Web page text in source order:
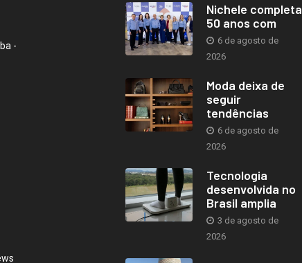
-
Nichele completa
50 anos com
6 de agosto de
2026
Moda deixa de
seguir
tendências
6 de agosto de
2026
Tecnologia
desenvolvida no
Brasil amplia
3 de agosto de
2026